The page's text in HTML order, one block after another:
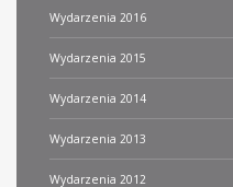
Wydarzenia 2016
Wydarzenia 2015
Wydarzenia 2014
Wydarzenia 2013
Wydarzenia 2012